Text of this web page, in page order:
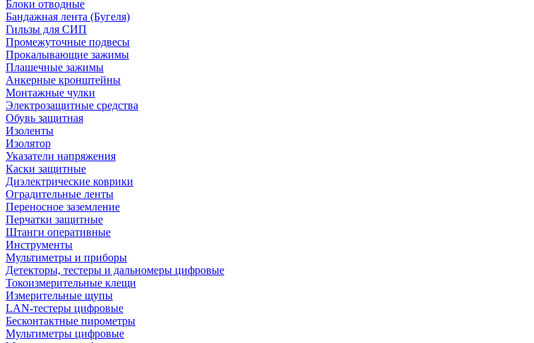
Блоки отводные
Бандажная лента (Бугеля)
Гильзы для СИП
Промежуточные подвесы
Прокалывающие зажимы
Плашечные зажимы
Анкерные кронштейны
Монтажные чулки
Электрозащитные средства
Обувь защитная
Изоленты
Изолятор
Указатели напряжения
Каски защитные
Диэлектрические коврики
Оградительные ленты
Переносное заземление
Перчатки защитные
Штанги оперативные
Инструменты
Мультиметры и приборы
Детекторы, тестеры и дальномеры цифровые
Токоизмерительные клещи
Измерительные щупы
LAN-тестеры цифровые
Бесконтактные пирометры
Мультиметры цифровые